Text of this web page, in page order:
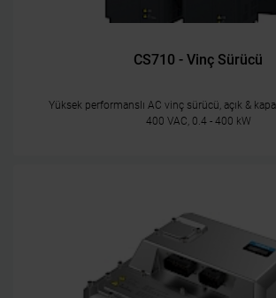
CS710 - Vinç Sürücü
Yüksek performanslı AC vinç sürücü, açık &
400 VAC, 0.4 - 400 kW